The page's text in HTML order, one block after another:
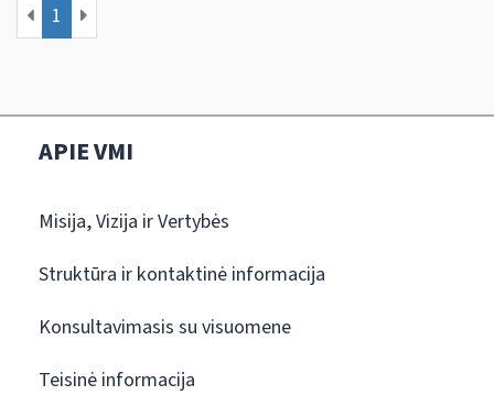
1
APIE VMI
Misija, Vizija ir Vertybės
Struktūra ir kontaktinė informacija
Konsultavimasis su visuomene
Teisinė informacija